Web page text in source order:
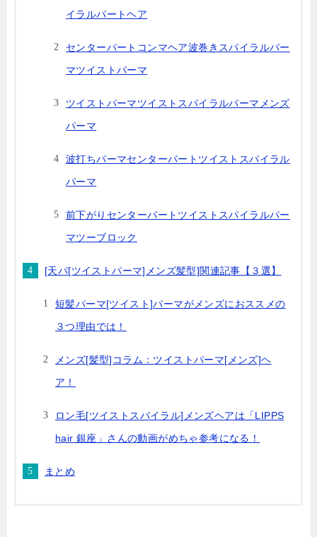
イラルパートヘア
センターパートコンマヘア波巻きスパイラルパー
マツイストパーマ
ツイストパーマツイストスパイラルパーマメンズ
パーマ
波打ちパーマセンターパートツイストスパイラル
パーマ
前下がりセンターパートツイストスパイラルパー
マツーブロック
[天パ[ツイストパーマ]メンズ髪型]関連記事【３選】
短髪パーマ[ツイスト]パーマがメンズにおススメの
３つ理由では！
メンズ[髪型]コラム：ツイストパーマ[メンズ]ヘ
ア！
ロン毛[ツイストスパイラル]メンズヘアは「LIPPS
hair 銀座」さんの動画がめちゃ参考になる！
まとめ